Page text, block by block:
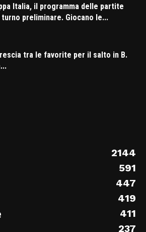
Italia, il programma delle partite
turno preliminare. Giocano le...
tra le favorite per il salto in B.
2144
591
447
419
411
237